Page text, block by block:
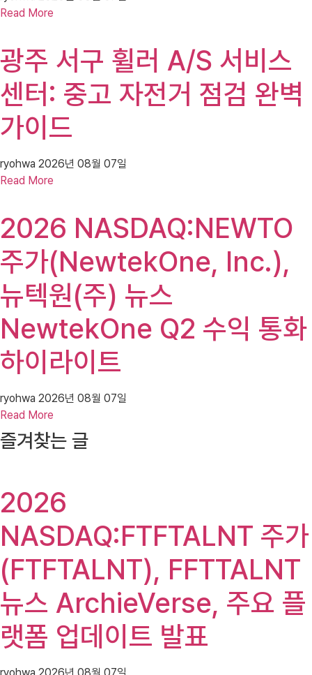
Read More
광주 서구 휠러 A/S 서비스
센터: 중고 자전거 점검 완벽
가이드
ryohwa 2026년 08월 07일
Read More
2026 NASDAQ:NEWTO
주가(NewtekOne, Inc.),
뉴텍원(주) 뉴스
NewtekOne Q2 수익 통화
하이라이트
ryohwa 2026년 08월 07일
Read More
즐겨찾는 글
2026
NASDAQ:FTFTALNT 주가
(FTFTALNT), FFTTALNT
뉴스 ArchieVerse, 주요 플
랫폼 업데이트 발표